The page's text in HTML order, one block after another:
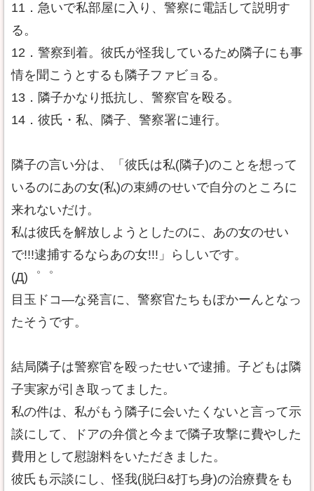
11．急いで私部屋に入り、警察に電話して説明す
る。
12．警察到着。彼氏が怪我しているため隣子にも事
情を聞こうとするも隣子ファビョる。
13．隣子かなり抵抗し、警察官を殴る。
14．彼氏・私、隣子、警察署に連行。
隣子の言い分は、「彼氏は私(隣子)のことを想って
いるのにあの女(私)の束縛のせいで自分のところに
来れないだけ。
私は彼氏を解放しようとしたのに、あの女のせい
で!!!逮捕するならあの女!!!」らしいです。
(Д)゜゜
目玉ドコ―な発言に、警察官たちもぽかーんとなっ
たそうです。
結局隣子は警察官を殴ったせいで逮捕。子どもは隣
子実家が引き取ってました。
私の件は、私がもう隣子に会いたくないと言って示
談にして、ドアの弁償と今まで隣子攻撃に費やした
費用として慰謝料をいただきました。
彼氏も示談にし、怪我(脱臼&打ち身)の治療費をも